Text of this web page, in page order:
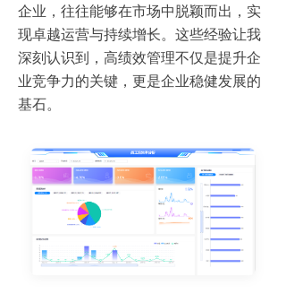
企业，往往能够在市场中脱颖而出，实
现卓越运营与持续增长。这些经验让我
深刻认识到，高绩效管理不仅是提升企
业竞争力的关键，更是企业稳健发展的
基石。